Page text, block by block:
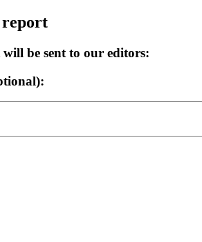
be sent to our editors: